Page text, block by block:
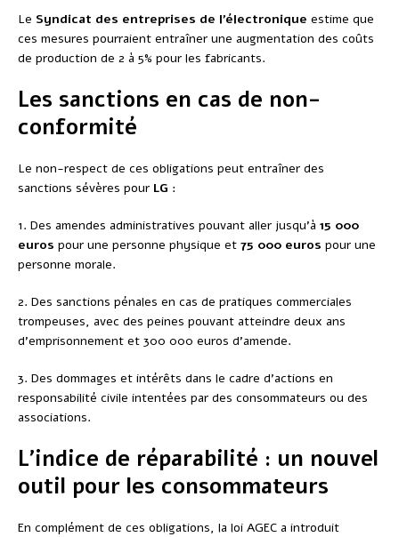
Le Syndicat des entreprises de l’électronique estime que
ces mesures pourraient entraîner une augmentation des coûts
de production de 2 à 5% pour les fabricants.
Les sanctions en cas de non-
conformité
Le non-respect de ces obligations peut entraîner des
sanctions sévères pour LG :
1. Des amendes administratives pouvant aller jusqu’à 15 000
euros pour une personne physique et 75 000 euros pour une
personne morale.
2. Des sanctions pénales en cas de pratiques commerciales
trompeuses, avec des peines pouvant atteindre deux ans
d’emprisonnement et 300 000 euros d’amende.
3. Des dommages et intérêts dans le cadre d’actions en
responsabilité civile intentées par des consommateurs ou des
associations.
L’indice de réparabilité : un nouvel
outil pour les consommateurs
En complément de ces obligations, la loi AGEC a introduit